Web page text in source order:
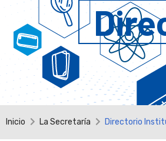
Inicio La Secretaría Directorio